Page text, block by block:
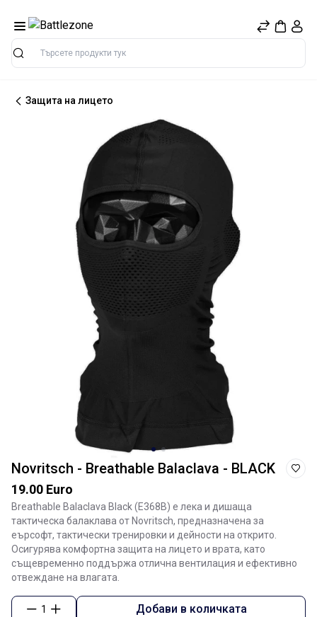
Търсене
Защита на лицето
Novritsch - Breathable Balaclava - BLACK
19.00 Euro
Breathable Balaclava Black (E368B) е лека и дишаща
тактическа балаклава от Novritsch, предназначена за
еърсофт, тактически тренировки и дейности на открито.
Осигурява комфортна защита на лицето и врата, като
същевременно поддържа отлична вентилация и ефективно
отвеждане на влагата.
1 Добави в количката